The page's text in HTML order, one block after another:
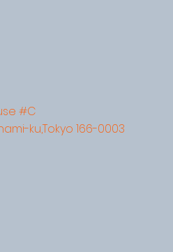
#C
ku,Tokyo 166-0003